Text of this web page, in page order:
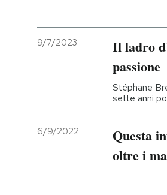
Entra
9/7/2023
Il ladro
passione
Stéphane
sette anni
6/9/2022
Questa
oltre i